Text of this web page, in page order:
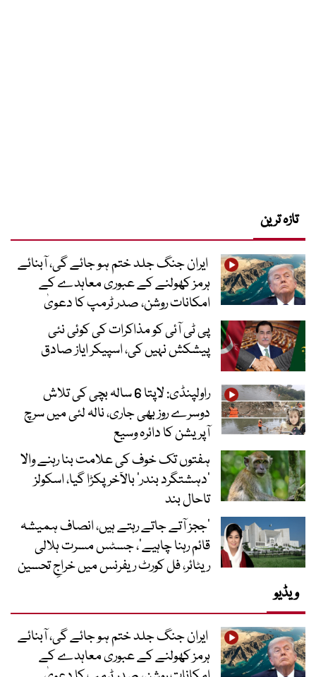
تازہ ترین
ایران جنگ جلد ختم ہو جائے گی، آبنائے
ہرمز کھولنے کے عبوری معاہدے کے
امکانات روشن، صدر ٹرمپ کا دعویٰ
پی ٹی آئی کو مذاکرات کی کوئی نئی
پیشکش نہیں کی، اسپیکر ایاز صادق
راولپنڈی: لاپتا 6 سالہ بچی کی تلاش
دوسرے روز بھی جاری، نالہ لئی میں سرچ
آپریشن کا دائرہ وسیع
ہفتوں تک خوف کی علامت بنا رہنے والا
‘دہشتگرد بندر’ بالآخر پکڑا گیا، اسکولز
تاحال بند
’ججز آتے جاتے رہتے ہیں، انصاف ہمیشہ
قائم رہنا چاہیے‘، جسٹس مسرت ہلالی
ریٹائر، فل کورٹ ریفرنس میں خراجِ تحسین
ویڈیو
ایران جنگ جلد ختم ہو جائے گی، آبنائے
ہرمز کھولنے کے عبوری معاہدے کے